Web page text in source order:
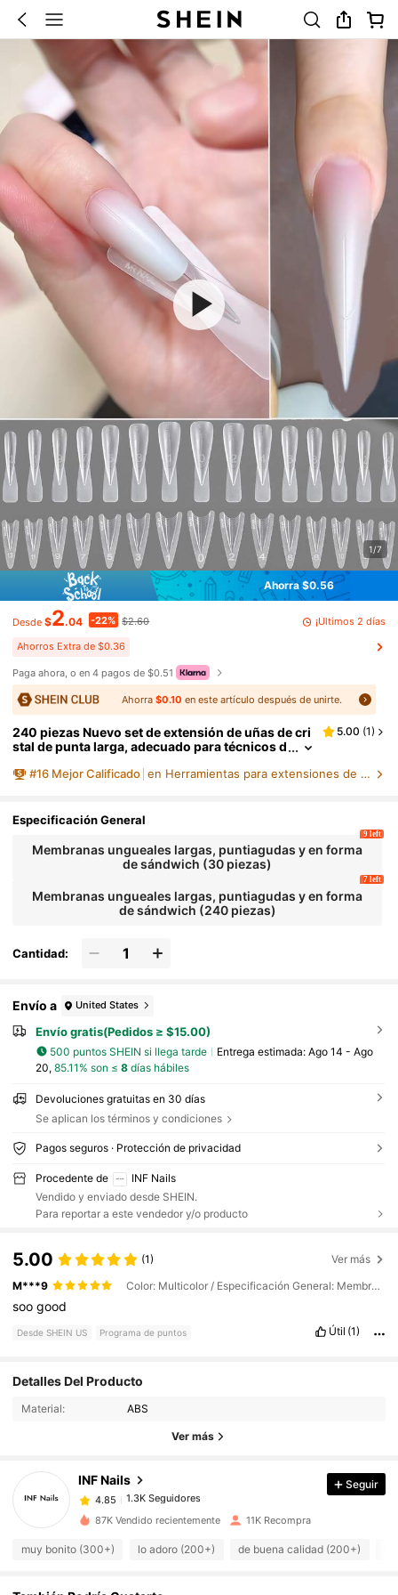
1/7
Ahorra $0.56
Desde $2.04 -22% $2.60 ¡Últimos 2 días
Ahorros Extra de $0.36
Paga ahora, o en 4 pagos de $0.51
Ahorra $0.10 en este artículo después de unirte.
240 piezas Nuevo set de extensión de uñas de cri
stal de punta larga, adecuado para técnicos d
operar, crea rápidamente formas de uñas largas y
a que los técnicos de uñas y los entusiastas del ar
te de uñas realicen rápidamente manicuras a man
5.00 (1)
#16 Mejor Calificado en Herramientas para extensiones de uñas
Especificación General
Membranas ungueales largas, puntiagudas y en forma
de sándwich (30 piezas)
9 left
Membranas ungueales largas, puntiagudas y en forma
de sándwich (240 piezas)
7 left
Cantidad:
Envío a United States
Envío gratis(Pedidos ≥ $15.00)
500 puntos SHEIN si llega tarde Entrega estimada: Ago 14 - Ago
20, 85.11% son ≤ 8días hábiles
Devoluciones gratuitas en 30 días
Se aplican los términos y condiciones
Pagos seguros · Protección de privacidad
Procedente de
INF Nails
Vendido y enviado desde SHEIN.
Para reportar a este vendedor y/o producto
5.00 (1) Ver más
M***9 Color: Multicolor / Especificación General: Membranas ungueales largas, puntiagudas y en forma de sándwich (240 piezas)
soogood
Desde SHEIN US Programa de puntos Útil (1)
Detalles Del Producto
Material: ABS
Ver más
INF Nails
4.85 1.3K Seguidores
1.3K Seguidores
4.85
1.3K Seguidores
E***A pagóHace 13 horas
4.85
Seguir
87K Vendido recientemente 11K Recompra
muy bonito (300+) lo adoro (200+) de buena calidad (200+)